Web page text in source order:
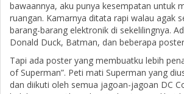
bawaannya, aku punya kesempatan untuk
ruangan. Kamarnya ditata rapi walau agak
barang-barang elektronik di sekelilingnya.
Donald Duck, Batman, dan beberapa
Tapi ada poster yang membuatku lebih
of Superman”. Peti mati Superman yang
dan diikuti oleh semua jagoan-jagoan DC